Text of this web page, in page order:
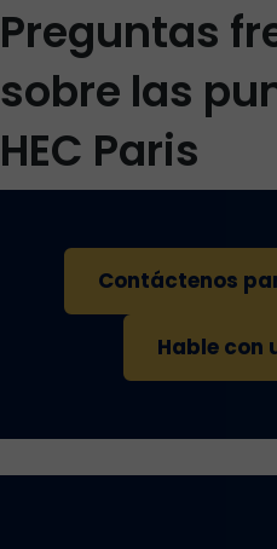
Preguntas
sobre las
HEC Paris
Contáctenos
Hable con